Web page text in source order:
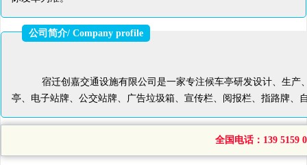
公司简介/ Company profile
宿迁创嘉交通设施有限公司是一家专注候车亭研发设计、生产
亭、电子站牌、公交站牌、广告垃圾箱、宣传栏、阅报栏、指路牌、
全国电话：139 5159